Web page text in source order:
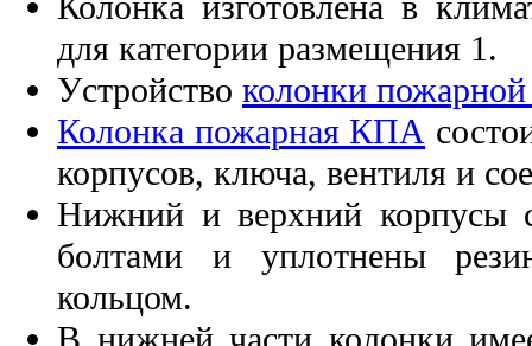
для категории размещения 1.
Уcтройство колонки
Колонка пожарная КПА
корпусов, ключа, вентиля и
Нижний и верхний корпусы
болтами и уплотнены
кольцом.